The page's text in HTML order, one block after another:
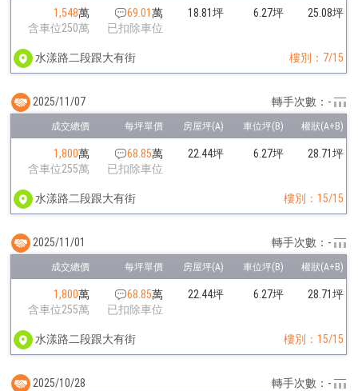
1,548萬
含車位250萬
69.01萬
已扣除車位
18.81坪 6.27坪 25.08坪
水漾路二段跟大有街 樓別：7/15
1,800萬
含車位255萬
68.85萬
已扣除車位
22.44坪 6.27坪 28.71坪
水漾路二段跟大有街 樓別：15/15
2025/11/07 轉手次數：-
1,800萬
含車位255萬
68.85萬
已扣除車位
22.44坪 6.27坪 28.71坪
水漾路二段跟大有街 樓別：15/15
2025/11/01 轉手次數：-
2025/10/28 轉手次數：-